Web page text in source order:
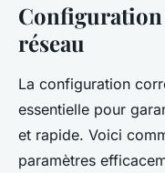
Configuration
réseau
La configuration
essentielle pour
et rapide. Voici
paramètres